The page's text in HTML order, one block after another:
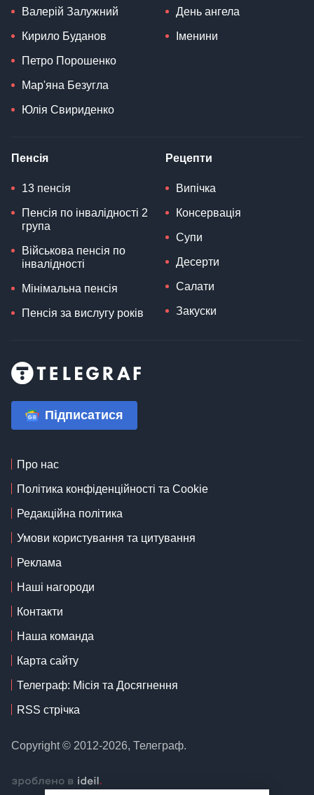
Валерій Залужний
Кирило Буданов
Петро Порошенко
Мар'яна Безугла
Юлія Свириденко
День ангела
Іменини
Пенсія
13 пенсія
Пенсія по інвалідності 2
група
Військова пенсія по
інвалідності
Мінімальна пенсія
Пенсія за вислугу років
Рецепти
Випічка
Консервація
Супи
Десерти
Салати
Закуски
Підписатися
Про нас
Політика конфіденційності та Cookie
Редакційна політика
Умови користування та цитування
Реклама
Наші нагороди
Контакти
Наша команда
Карта сайту
Телеграф: Місія та Досягнення
RSS стрічка
Copyright © 2012-2026, Телеграф.